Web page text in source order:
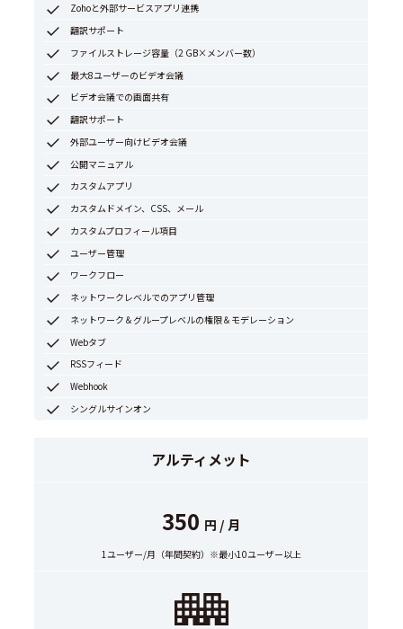
Zohoと外部サービスアプリ連携
翻訳サポート
ファイルストレージ容量（2 GB×メンバー数）
最大8ユーザーのビデオ会議
ビデオ会議での画面共有
翻訳サポート
外部ユーザー向けビデオ会議
公開マニュアル
カスタムアプリ
カスタムドメイン、CSS、メール
カスタムプロフィール項目
ユーザー管理
ワークフロー
ネットワークレベルでのアプリ管理
ネットワーク＆グループレベルの権限＆モデレーション
Webタブ
RSSフィード
Webhook
シングルサインオン
アルティメット
350 円 / 月
1ユーザー/月（年間契約）※最小10ユーザー以上